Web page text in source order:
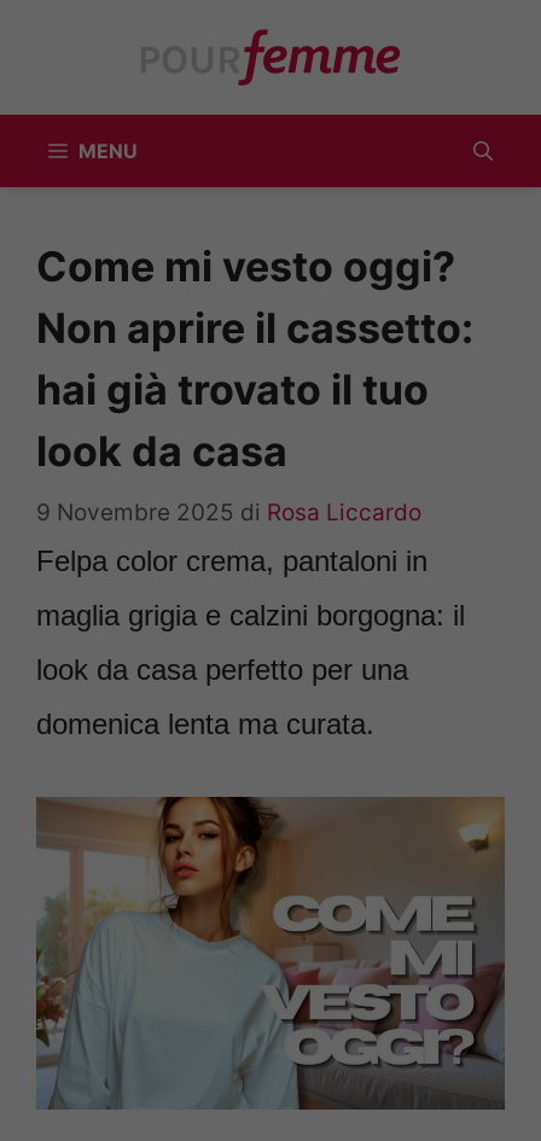
MENU
Come mi vesto oggi?
Non aprire il cassetto:
hai già trovato il tuo
look da casa
9 Novembre 2025 di Rosa Liccardo
Felpa color crema, pantaloni in
maglia grigia e calzini borgogna: il
look da casa perfetto per una
domenica lenta ma curata.